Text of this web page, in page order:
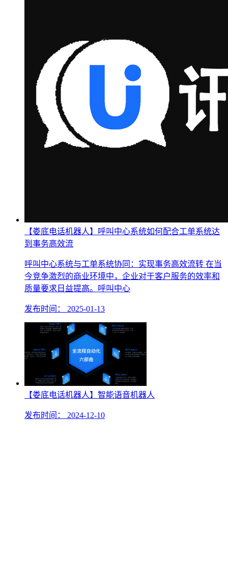
【娄底电话机器人】呼叫中心系统如何配合工单系统达
到事务高效流
呼叫中心系统与工单系统协同：实现事务高效流转 在当
今竞争激烈的商业环境中，企业对于客户服务的效率和
质量要求日益提高。呼叫中心
发布时间： 2025-01-13
【娄底电话机器人】智能语音机器人
发布时间： 2024-12-10